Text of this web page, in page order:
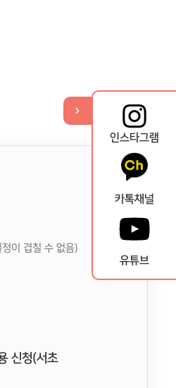
이 겹칠 수 없음)
신청(서초
인스타그램
카톡채널
유튜브